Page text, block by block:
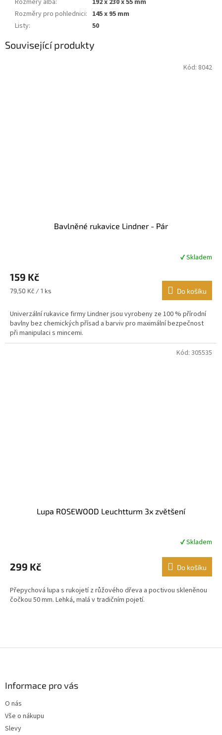
Rozměry alba:
192 x 230 x 55 mm
Rozměry pro pohlednici: 145 x 95 mm
Listy: 50
Související produkty
Bavlněné rukavice Lindner - Pár
produktu
je
5,0
5
hvězdiček.
✔ Skladem
159 Kč
Měrná
79,50 Kč / 1 ks Do košíku
Univerzální rukavice firmy Lindner jsou vyrobeny ze 100 % přírodní
bavlny bez chemických přísad a barviv pro maximální bezpečnost
při manipulaci s mincemi.
Kód: 8042
Lupa ROSEWOOD Leuchtturm 3x zvětšení
produktu
je
z
5
✔ Skladem
299 Kč Do košíku
Přepychová lupa s rukojetí z růžového dřeva a poctivou skleněnou
čočkou 50 mm. Lehká, malá v tradičním pojetí.
Kód: 305535
Informace pro vás
O nás
Vše o nákupu
Slevy